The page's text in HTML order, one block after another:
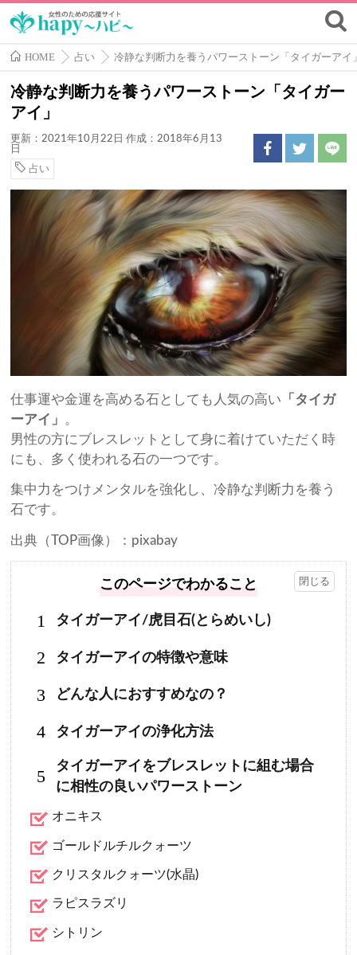
HOME 占い 冷静な判断力を養うパワーストーン「タイガーアイ
冷静な判断力を養うパワーストーン「タイガー
アイ」
更新：2021年10月22日 作成：2018年6月13
日
占い
仕事運や金運を高める石としても人気の高い 「タイガ
ーアイ」 。
男性の方にブレスレットとして身に着けていただく時
にも、多く使われる石の一つです。
集中力をつけメンタルを強化し、冷静な判断力を養う
石です。
出典（TOP画像）：pixabay
このページでわかること
1 タイガーアイ/虎目石(とらめいし)
2 タイガーアイの特徴や意味
3 どんな人におすすめなの？
4 タイガーアイの浄化方法
5
タイガーアイをブレスレットに組む場合
に相性の良いパワーストーン
オニキス
ゴールドルチルクォーツ
クリスタルクォーツ(水晶)
ラピスラズリ
シトリン